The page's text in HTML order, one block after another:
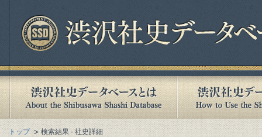
トップ 検索結果 - 社史詳細